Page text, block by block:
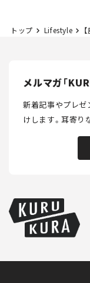
トップ Lifestyle 【座
メルマガ「
新着記事やプレゼ
けします。耳寄り